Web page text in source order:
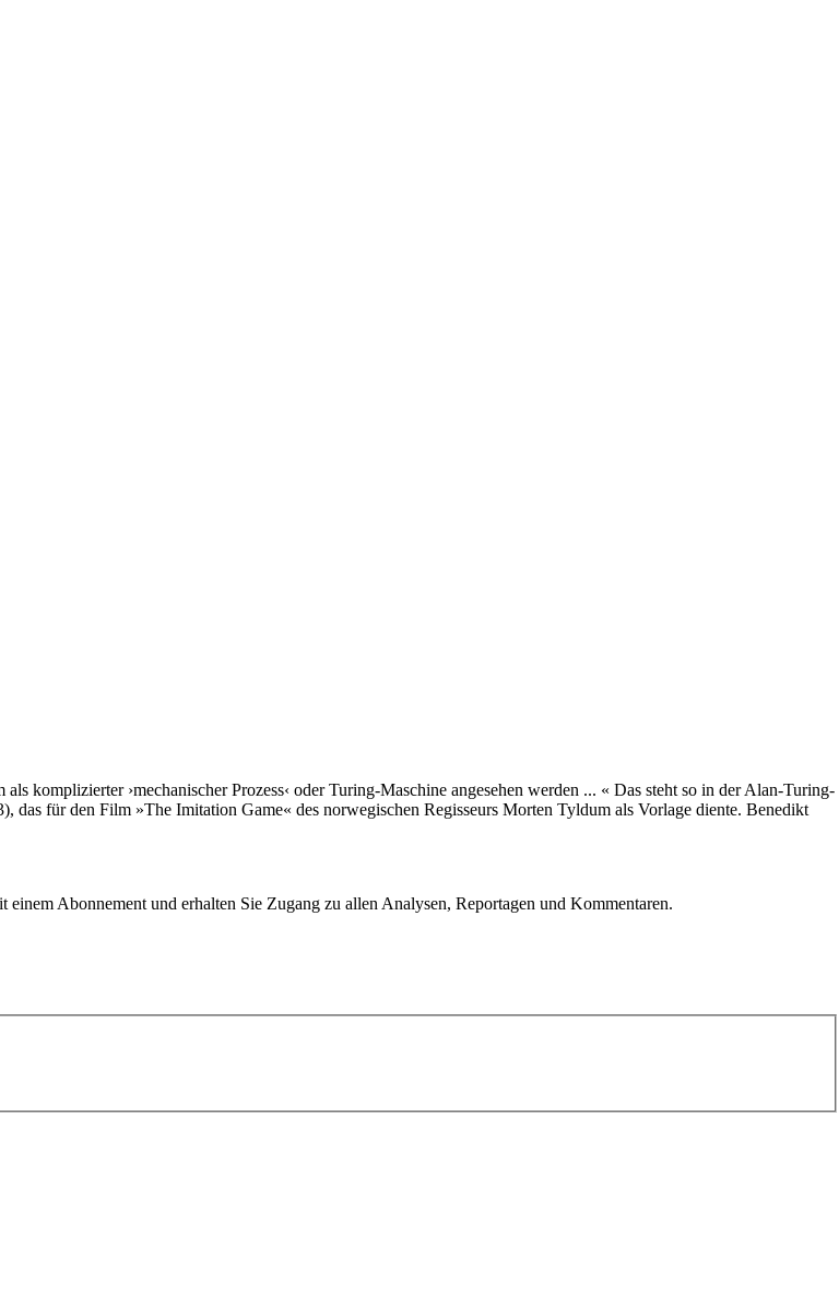
komplizierter ›mechanischer Prozess‹ oder Turing-Maschine angesehen werden ... « Das steht so in der Alan-Turing-
für den Film »The Imitation Game« des norwegischen Regisseurs Morten Tyldum als Vorlage diente. Benedikt
Abonnement und erhalten Sie Zugang zu allen Analysen, Reportagen und Kommentaren.